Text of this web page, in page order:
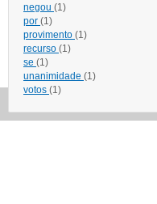
negou (1)
por (1)
provimento (1)
recurso (1)
se (1)
unanimidade (1)
votos (1)